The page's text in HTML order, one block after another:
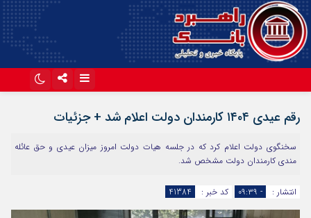
رقم عیدی ۱۴۰۴ کارمندان دولت اعلام شد + جزئیات
سخنگوی دولت اعلام کرد که در جلسه هیات دولت امروز میزان عیدی و حق عائله
مندی کارمندان دولت مشخص شد.
انتشار : - ۰۹:۳۹ کد خبر : 41384